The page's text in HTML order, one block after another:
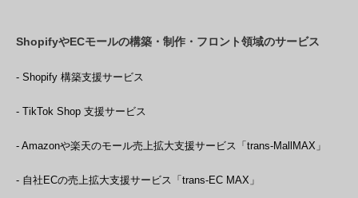
ShopifyやECモールの構築・制作・フロント領域のサービス
- Shopify 構築支援サービス
- TikTok Shop 支援サービス
- Amazonや楽天のモール売上拡大支援サービス「trans-MallMAX」
- 自社ECの売上拡大支援サービス「trans-EC MAX」